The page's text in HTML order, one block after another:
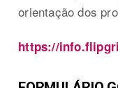
orientação dos
https://